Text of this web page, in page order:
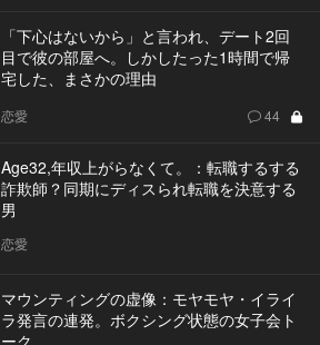
「下心はないから」と言われ、デート2回
目で彼の部屋へ。しかしたった1時間で帰
宅した、まさかの理由
恋愛 44
Age32,年収上がらなくて。：転職するする
詐欺師？同期にディスられ転職を決意する
男
恋愛
マウンティングの虚像：モヤモヤ・イライ
ラ発言の連発。ボクシング状態の女子会ト